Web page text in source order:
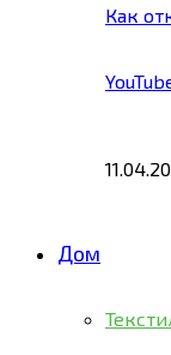
Как
Дом